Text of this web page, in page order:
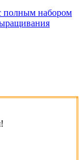
полным набором